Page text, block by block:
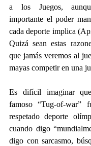
a los Juegos,
importante el poder
cada deporte implica
Quizá sean estas
que jamás veremos al
mayas competir en una
Es difícil imaginar
famoso “Tug-of-war”
respetado deporte
cuando digo
digo con sarcasmo,